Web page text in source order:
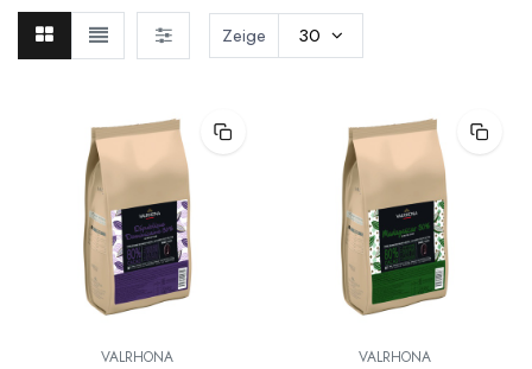
Zeige 30
VALRHONA VALRHONA